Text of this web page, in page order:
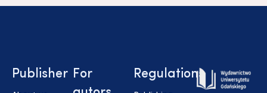
Publisher For
Regulations